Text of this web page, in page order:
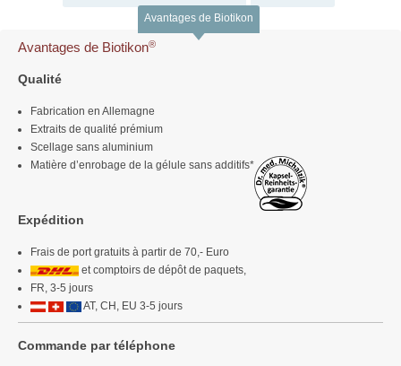
Avantages de Biotikon
Avantages de Biotikon®
Qualité
Fabrication en Allemagne
Extraits de qualité prémium
Scellage sans aluminium
Matière d’enrobage de la gélule sans additifs*
Expédition
Frais de port gratuits à partir de 70,- Euro
et comptoirs de dépôt de paquets,
FR, 3-5 jours
AT, CH, EU 3-5 jours
Commande par téléphone